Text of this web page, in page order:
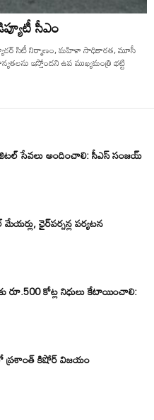
సీఎం
సిటీ నిర్మాణం, మ‌హిళా సాధికార‌త‌, మూసీ
ఇస్తోంద‌ని ఉప ముఖ్యమంత్రి భ‌ట్టి
డిజిటల్ సేవలు అందించాలి: సీఎస్ సంజయ్
ఛైర్‌పర్సన్ల పర్యటన
రూ.500 కోట్ల నిధులు కేటాయించాలి:
ప్రశాంత్ కిషోర్ విజయం